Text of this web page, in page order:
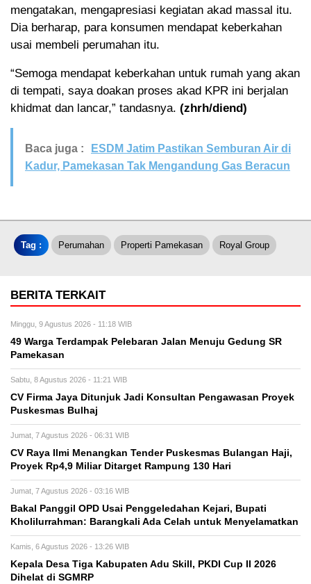
mengatakan, mengapresiasi kegiatan akad massal itu.
Dia berharap, para konsumen mendapat keberkahan
usai membeli perumahan itu.
“Semoga mendapat keberkahan untuk rumah yang akan
di tempati, saya doakan proses akad KPR ini berjalan
khidmat dan lancar,” tandasnya. (zhrh/diend)
Baca juga :
ESDM Jatim Pastikan Semburan Air di
Kadur, Pamekasan Tak Mengandung Gas Beracun
Tag : Perumahan Properti Pamekasan Royal Group
BERITA TERKAIT
Minggu, 9 Agustus 2026 - 11:18 WIB
49 Warga Terdampak Pelebaran Jalan Menuju Gedung SR
Pamekasan
Sabtu, 8 Agustus 2026 - 11:21 WIB
CV Firma Jaya Ditunjuk Jadi Konsultan Pengawasan Proyek
Puskesmas Bulhaj
Jumat, 7 Agustus 2026 - 06:31 WIB
CV Raya Ilmi Menangkan Tender Puskesmas Bulangan Haji,
Proyek Rp4,9 Miliar Ditarget Rampung 130 Hari
Jumat, 7 Agustus 2026 - 03:16 WIB
Bakal Panggil OPD Usai Penggeledahan Kejari, Bupati
Kholilurrahman: Barangkali Ada Celah untuk Menyelamatkan
Kamis, 6 Agustus 2026 - 13:26 WIB
Kepala Desa Tiga Kabupaten Adu Skill, PKDI Cup II 2026
Dihelat di SGMRP